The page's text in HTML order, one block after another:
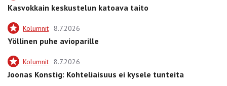
Kasvokkain keskustelun katoava taito
Kolumnit 8.7.2026
Yöllinen puhe avioparille
Kolumnit 8.7.2026
Joonas Konstig: Kohteliaisuus ei kysele tunteita